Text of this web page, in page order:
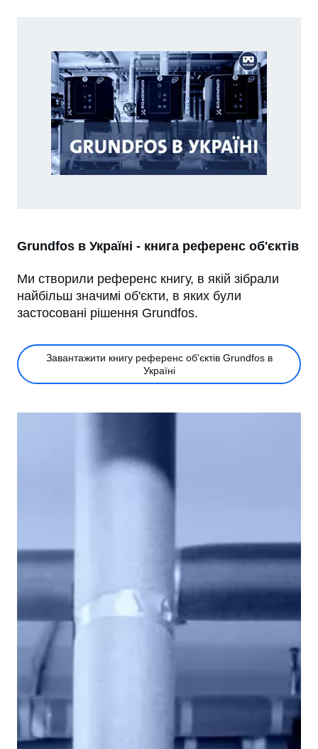
Grundfos в Україні - книга референс об'єктів
Ми створили референс книгу, в якій зібрали
найбільш значимі об'єкти, в яких були
застосовані рішення Grundfos.
Завантажити книгу референс об'єктів Grundfos в
Україні